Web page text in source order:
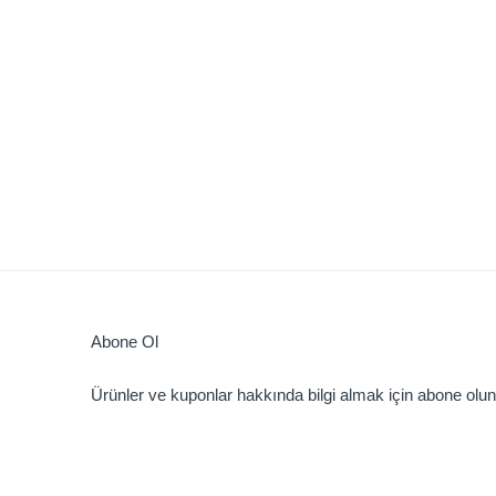
Abone Ol
Ürünler ve kuponlar hakkında bilgi almak için abone